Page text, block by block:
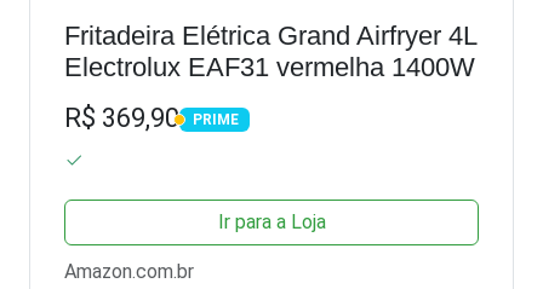
Fritadeira Elétrica Grand Airfryer 4L
Electrolux EAF31 vermelha 1400W
R$ 369,90
PRIME
PRIME
Ir para a Loja
Amazon.com.br